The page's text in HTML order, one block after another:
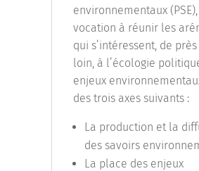
environnementaux
vocation à réunir les
qui s’intéressent, de
loin, à l’écologie
enjeux
des trois axes suivants :
La production et la
des savoirs
La place des enjeux